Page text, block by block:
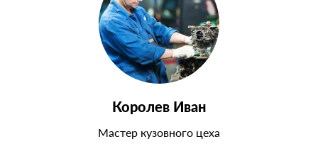
Королев Иван
Мастер кузовного цеха